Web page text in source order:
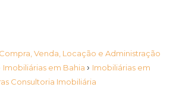
Compra, Venda, Locação e Administração
Imobiliárias em Bahia › Imobiliárias em
Consultoria Imobiliária